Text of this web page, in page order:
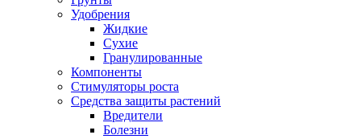
Удобрения
Жидкие
Сухие
Гранулированные
Компоненты
Стимуляторы роста
Средства защиты растений
Вредители
Болезни